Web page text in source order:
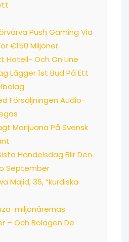
Push Gaming Via
€150 Miljoner
Hotell- Och On Line
Lägger 1st Bud På Ett
Försäljningen Audio-
Marijuana På Svensk
Handelsdag Blir Den
September
Majid, 36, ”kurdiska
miljonärernas
– Och Bolagen De